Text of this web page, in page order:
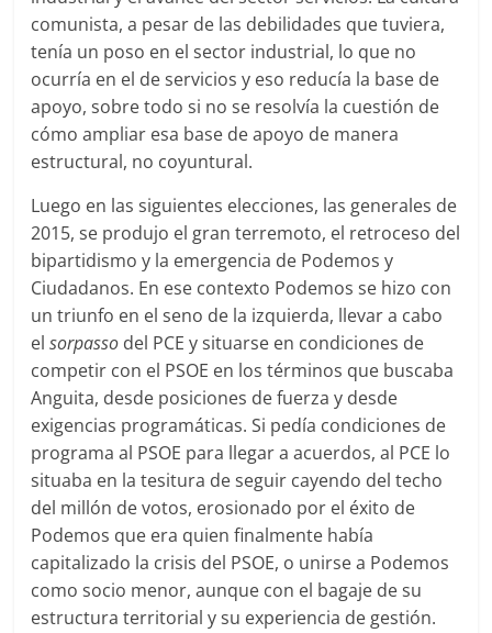
comunista, a pesar de las debilidades que tuviera,
tenía un poso en el sector industrial, lo que no
ocurría en el de servicios y eso reducía la base de
apoyo, sobre todo si no se resolvía la cuestión de
cómo ampliar esa base de apoyo de manera
estructural, no coyuntural.
Luego en las siguientes elecciones, las generales de
2015, se produjo el gran terremoto, el retroceso del
bipartidismo y la emergencia de Podemos y
Ciudadanos. En ese contexto Podemos se hizo con
un triunfo en el seno de la izquierda, llevar a cabo
elsorpasso del PCE y situarse en condiciones de
competir con el PSOE en los términos que buscaba
Anguita, desde posiciones de fuerza y desde
exigencias programáticas. Si pedía condiciones de
programa al PSOE para llegar a acuerdos, al PCE lo
situaba en la tesitura de seguir cayendo del techo
del millón de votos, erosionado por el éxito de
Podemos que era quien finalmente había
capitalizado la crisis del PSOE, o unirse a Podemos
como socio menor, aunque con el bagaje de su
estructura territorial y su experiencia de gestión.